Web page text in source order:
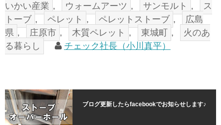
いかい産業 , ウォームアーツ , サンモルト ,
ス
トーブ , ペレット , ペレットストーブ ,
広島
県 , 庄原市 , 木質ペレット , 東城町 ,
火のあ
る暮らし
チェック社長（小川真平）
ブログ更新したらfacebookでお知らせします♪